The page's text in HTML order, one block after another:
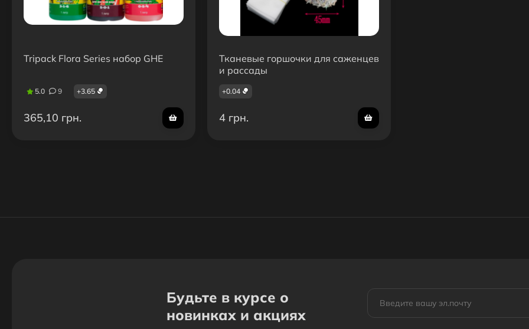
Tripack Flora Series набор GHE
5.0 9 +3.65
365,10 грн.
Тканевые горшочки для саженцев
и рассады
+0.04
4 грн.
Будьте в курсе о
новинках и акциях